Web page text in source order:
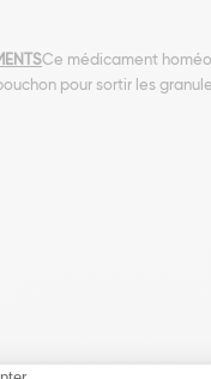
Ce médicament
pour sortir les